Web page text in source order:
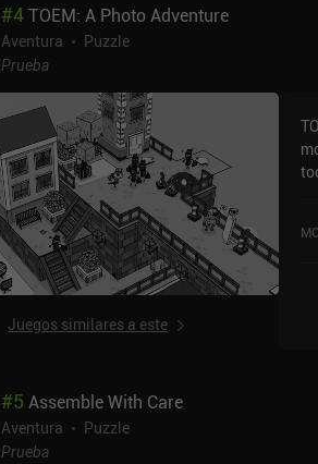
al
#4 TOEM: A Photo Adventure
Aventura
Puzzle
Prueba
Juegos similares a este
#5 Assemble With Care
Aventura
Puzzle
Prueba